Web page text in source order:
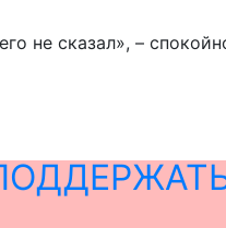
не сказал», –